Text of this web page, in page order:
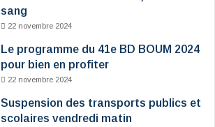
sang
22 novembre 2024
Le programme du 41e BD BOUM 2024
pour bien en profiter
22 novembre 2024
Suspension des transports publics et
scolaires vendredi matin